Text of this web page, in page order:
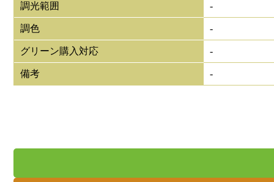
調光範囲 -
調色 -
グリーン購入対応 -
備考 -